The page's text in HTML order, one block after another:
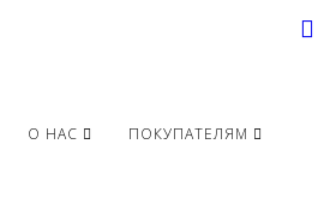
О НАС ПОКУПАТЕЛЯМ